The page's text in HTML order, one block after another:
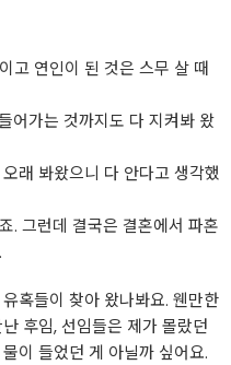
고 연인이 된 것은 스무 살 때
어가는 것까지도 다 지켜봐 왔
래 봐왔으니 다 안다고 생각했
. 그런데 결국은 결혼에서 파혼
혹들이 찾아 왔나봐요. 웬만한
후임, 선임들은 제가 몰랐던
이 들었던 게 아닐까 싶어요.